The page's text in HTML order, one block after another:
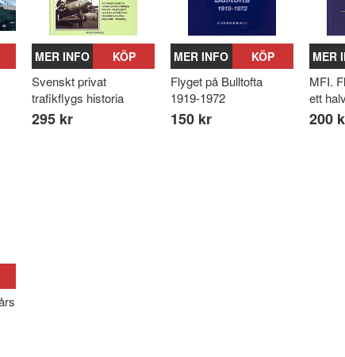
MER INFO KÖP
Svenskt privat
trafikflygs historia
295 kr
MER INFO KÖP
Flyget på Bulltofta
1919-1972
150 kr
MER
MFI.
ett
200